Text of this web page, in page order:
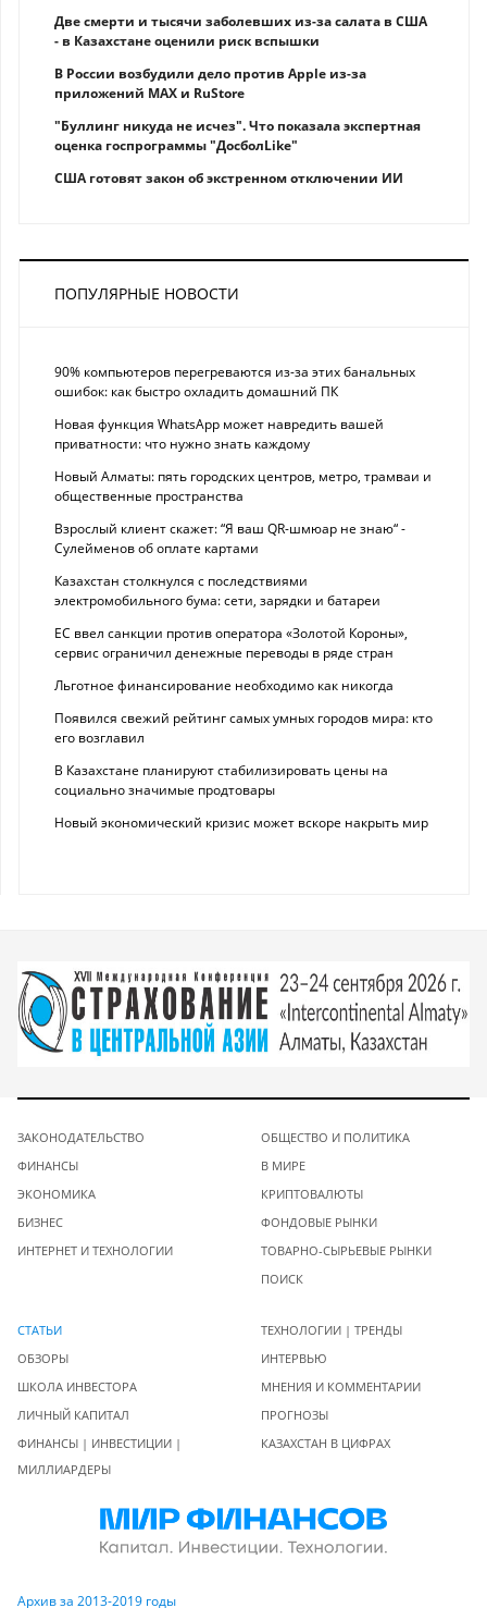
Две смерти и тысячи заболевших из-за салата в США
- в Казахстане оценили риск вспышки
В России возбудили дело против Apple из-за
приложений MAX и RuStore
"Буллинг никуда не исчез". Что показала экспертная
оценка госпрограммы "ДосболLike"
США готовят закон об экстренном отключении ИИ
ПОПУЛЯРНЫЕ НОВОСТИ
90% компьютеров перегреваются из-за этих банальных
ошибок: как быстро охладить домашний ПК
Новая функция WhatsApp может навредить вашей
приватности: что нужно знать каждому
Новый Алматы: пять городских центров, метро, трамваи и
общественные пространства
Взрослый клиент скажет: “Я ваш QR-шмюар не знаю“ -
Сулейменов об оплате картами
Казахстан столкнулся с последствиями
электромобильного бума: сети, зарядки и батареи
ЕС ввел санкции против оператора «Золотой Короны»,
сервис ограничил денежные переводы в ряде стран
Льготное финансирование необходимо как никогда
Появился свежий рейтинг самых умных городов мира: кто
его возглавил
В Казахстане планируют стабилизировать цены на
социально значимые продтовары
Новый экономический кризис может вскоре накрыть мир
ЗАКОНОДАТЕЛЬСТВО
ФИНАНСЫ
ЭКОНОМИКА
БИЗНЕС
ИНТЕРНЕТ И ТЕХНОЛОГИИ
ОБЩЕСТВО И ПОЛИТИКА
В МИРЕ
КРИПТОВАЛЮТЫ
ФОНДОВЫЕ РЫНКИ
ТОВАРНО-СЫРЬЕВЫЕ РЫНКИ
ПОИСК
СТАТЬИ
ОБЗОРЫ
ШКОЛА ИНВЕСТОРА
ЛИЧНЫЙ КАПИТАЛ
ФИНАНСЫ | ИНВЕСТИЦИИ |
МИЛЛИАРДЕРЫ
ТЕХНОЛОГИИ | ТРЕНДЫ
ИНТЕРВЬЮ
МНЕНИЯ И КОММЕНТАРИИ
ПРОГНОЗЫ
КАЗАХСТАН В ЦИФРАХ
Архив за 2013-2019 годы